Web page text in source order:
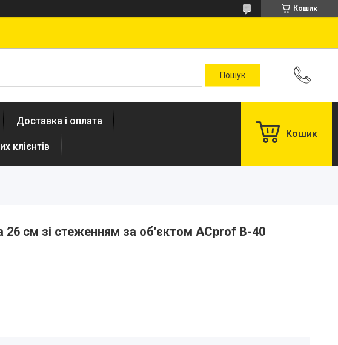
Кошик
Доставка і оплата
клієнтів
Кошик
26 см зі стеженням за об'єктом ACprof B-40